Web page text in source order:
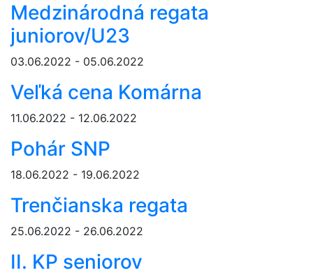
Medzinárodná regata
juniorov/U23
03.06.2022 - 05.06.2022
Veľká cena Komárna
11.06.2022 - 12.06.2022
Pohár SNP
18.06.2022 - 19.06.2022
Trenčianska regata
25.06.2022 - 26.06.2022
II. KP seniorov